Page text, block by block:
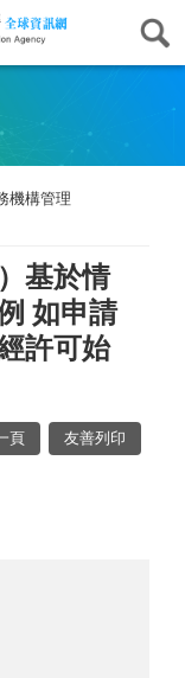
機構管理
基於情
如申請
許可始
頁 友善列印